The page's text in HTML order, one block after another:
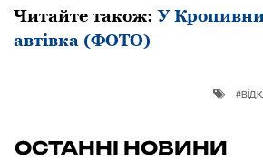
Читайте також:У
автівка (ФОТО)
ОСТАННІ НОВИНИ